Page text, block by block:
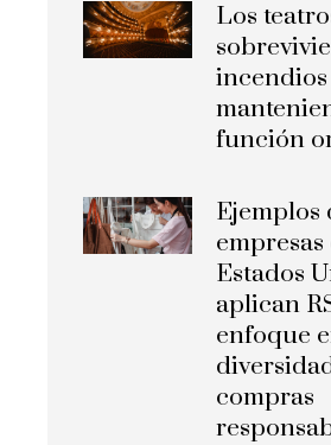
Los
función
Ejemplos
empresas
Estados
aplican
enfoque
compras